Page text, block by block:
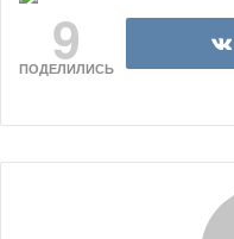
9
ПОДЕЛИЛИСЬ